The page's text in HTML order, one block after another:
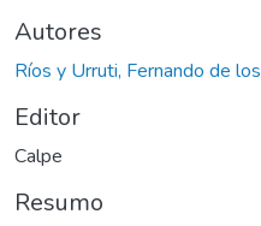
Autores
Ríos y Urruti, Fernando de los
Editor
Calpe
Resumo